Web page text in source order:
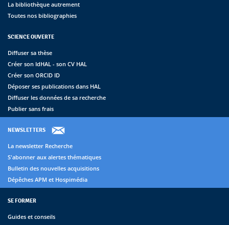
La bibliothèque autrement
Toutes nos bibliographies
SCIENCE OUVERTE
Diffuser sa thèse
Créer son IdHAL - son CV HAL
Créer son ORCID ID
Déposer ses publications dans HAL
Diffuser les données de sa recherche
Publier sans frais
NEWSLETTERS
La newsletter Recherche
S'abonner aux alertes thématiques
Bulletin des nouvelles acquisitions
Dépêches APM et Hospimédia
SE FORMER
Guides et conseils